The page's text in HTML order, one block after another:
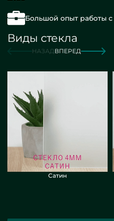
Большой опыт работы
Виды стекла
НАЗАДВПЕРЕД
Сатин